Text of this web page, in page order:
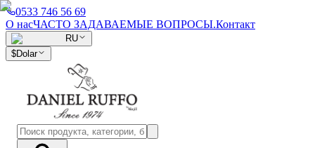
0533 746 56 69
О насЧАСТО ЗАДАВАЕМЫЕ ВОПРОСЫ.Контакт
RU
$Dolar